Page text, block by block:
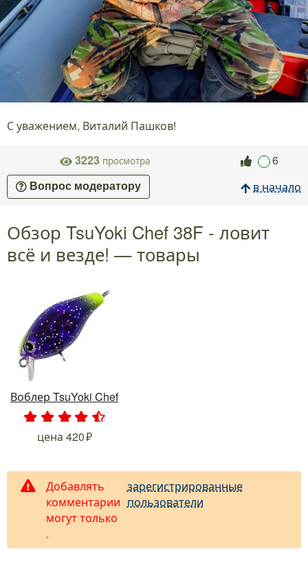
С уважением, Виталий Пашков!
3223 просмотра 6
Вопрос модератору в начало
Обзор TsuYoki Chef 38F - ловит
всё и везде! — товары
Воблер TsuYoki Chef
. .
цена 420
Добавлять
комментарии
могут только
зарегистрированные
пользователи
.